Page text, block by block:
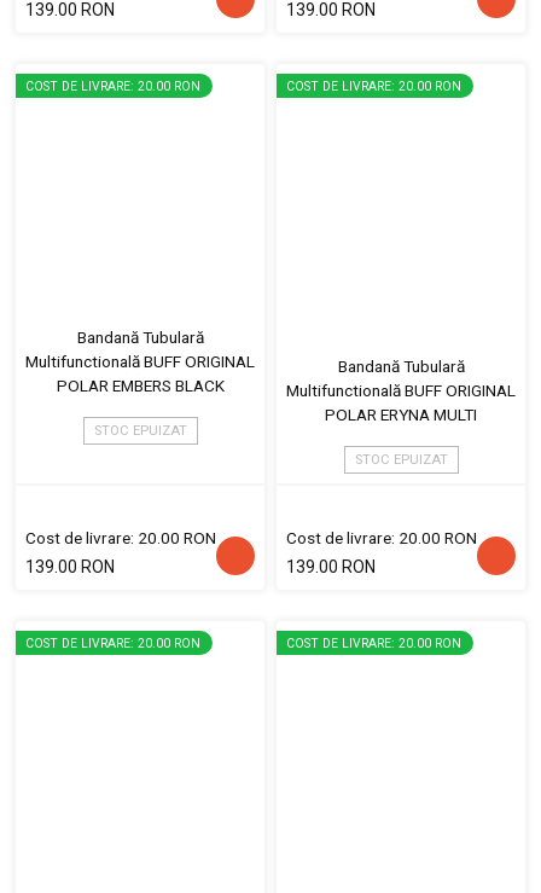
139.00 RON 139.00 RON
COST DE LIVRARE: 20.00 RON
Bandană Tubulară
Multifunctională BUFF ORIGINAL
POLAR EMBERS BLACK
STOC EPUIZAT
Cost de livrare: 20.00 RON
139.00 RON
COST DE LIVRARE: 20.00 RON
Bandană Tubulară
Multifunctională BUFF ORIGINAL
POLAR ERYNA MULTI
STOC EPUIZAT
Cost de livrare: 20.00 RON
139.00 RON
COST DE LIVRARE: 20.00 RON COST DE LIVRARE: 20.00 RON